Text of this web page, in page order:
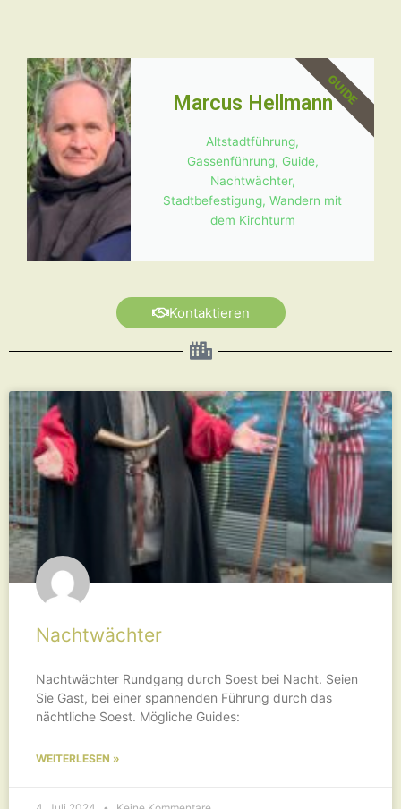
Marcus Hellmann
Altstadtführung,
Gassenführung, Guide,
Nachtwächter,
Stadtbefestigung,Wandern mit
dem Kirchturm
GUIDE
Kontaktieren
Nachtwächter
Nachtwächter Rundgang durch Soest bei Nacht. Seien
Sie Gast, bei einer spannenden Führung durch das
nächtliche Soest. Mögliche Guides:
WEITERLESEN »